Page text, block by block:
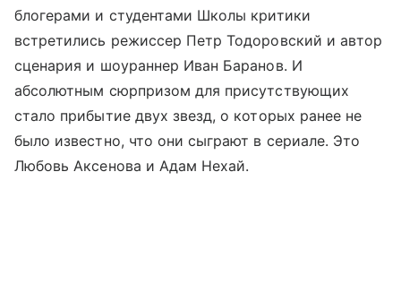
блогерами и студентами Школы критики
встретились режиссер Петр Тодоровский и автор
сценария и шоураннер Иван Баранов. И
абсолютным сюрпризом для присутствующих
стало прибытие двух звезд, о которых ранее не
было известно, что они сыграют в сериале. Это
Любовь Аксенова и Адам Нехай.